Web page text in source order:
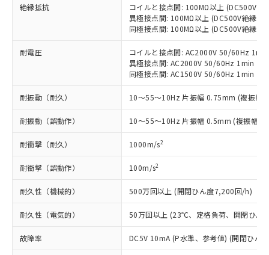
絶縁抵抗
コイルと接点間: 100MΩ以上 (DC500V絶
異極接点間: 100MΩ以上 (DC500V絶縁抵
同極接点間: 100MΩ以上 (DC500V絶縁抵
耐電圧
コイルと接点間: AC2000V 50/60Hz 1min
異極接点間: AC2000V 50/60Hz 1min
同極接点間: AC1500V 50/60Hz 1min
耐振動（耐久） 10～55～10Hz 片振幅 0.75mm (複振幅
耐振動（誤動作） 10～55～10Hz 片振幅 0.5mm (複振幅
耐衝撃（耐久） 1000m/s2
耐衝撃（誤動作） 100m/s2
耐久性（機械的） 500万回以上 (開閉ひん度7,200回/h)
耐久性（電気的） 50万回以上 (23℃、定格負荷、開閉ひん
故障率 DC5V 10mA (P水準、参考値) (開閉ひん
ことをご了承ください。
在庫状況および標準価格照会結果は、
記載している更新日時点での社内デー
タに基づき作成されるものであり、閲
覧された時点での実際の在庫および標
準価格とは異なる場合があることをご
了承ください。
正式な納期状況および標準価格はお客
様のお取引先、またはお客様担当のオ
ムロン制御機器販売店・当社販売員に
ご相談ください。
オムロン制御機器販売店や当社販売拠
販売ネットワーク
」をご確認
ください。
在庫状況および標準価格結果を当社の
事前の承諾なく第三者に漏洩または開
示しないようお願いします。
マイパーツ機能（部品リスト作成サー
ビス）をご利用いただくには、I-Web
メンバーズにご登録されている必要が
むを得ず変更することがあります。
*EU RoHS指令（10物質）：
鉛(Pb) 1000ppm以下、 水銀(Hg) 1000ppm以下、 カド
ミウム(Cd) 100ppm以下、
六価クロム(Cr(Ⅵ)) 1000ppm以下、ポリ臭化ビフェニル
類(PBB) 1000ppm以下、ポリ臭化ジフェニルエーテル類
(PBDE) 1000ppm以下、フタル酸ビス(2-エチルヘキシ
ル) (DEHP)(別名：DOP) 1000ppm以下、フタル酸ブチ
ルベンジル（BBP） 1000ppm以下、フタル酸ジブチル
（DBP） 1000ppm以下、フタル酸ジイソブチル
(DIBP) 1000ppm以下
但し、RoHS指令で産業用監視および制御機器に対する
適用除外項目は除く。
フタル酸エステル類の４物質については閾値を超える意
図的な使用がないことを確認しています。
※2 対応予定月
部品在庫の切り替え状況などにより、予定
月が前後することがあります。
「－」：未確認です。当社販売部門へお問
*中国RoHS10物質の基準値 (GB/T26572)：
Pb(鉛) :1000ppm、 Hg(水銀) : 1000ppm、 Cd(カドミウ
Cr(Ⅵ)(六価クロム) : 1000ppm、 PBBs(ポリ臭化ビフェ
ニル類) : 1000ppm、 PBDEs(ポリ臭化ジフェニルエーテ
ル類) : 1000ppm、
ル) : 1000ppm、
DEHP(フタル酸ビス(2-エチルヘキシル)) : 1000ppm
※2 環境保護使用期限
「ｅ」：有害物質（10物質）のすべてが基
準値以下であることを示します。
「10」：通常の使用状況下において有害物
質が外部に漏えいし、環境に深刻な影響を
及ぼさない年数を意味します。
当社は、これら貴社製品のうち、外国
為替および外国貿易法に定める商品
（以下｢規制貨物等」という）を輸出
または国外への提供する場合は、日本
国政府の輸出許可(または役務取引許
可)を取得するなどの必要な手続きを
当社は規制貨物を破棄する場合は、完
いよう必要な手段を講じます。
当社は貴社製品を、核兵器、ミサイ
ル、化学兵器、生物兵器またはその他
武器並びにこれらの製造装置等に一切
使用いたしません。
当社は、貴社製品を第三者に販売する
場合は、上記1、2および3の内容を当
該第三者に通知します。また当社は、
販売先および販売に係わる関係者が違
法に輸出するおそれがある場合は、取
り引きをいたしません。
一定数以上の在庫あり
△ 一定数には満たないが在庫あり
－
在庫なし(最新の在庫状況につ
いては、お客様のお取引先、ま
たはお客様担当のオムロン制御
機器販売店・当社販売員にご確
認ください)
受注生産機種、また在庫状況の
情報を公開していない機種